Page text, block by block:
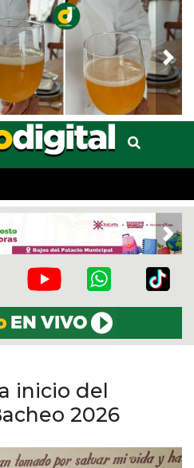
Ayuntamiento de
del Parque Miguel Ángel de
inicio del
2026